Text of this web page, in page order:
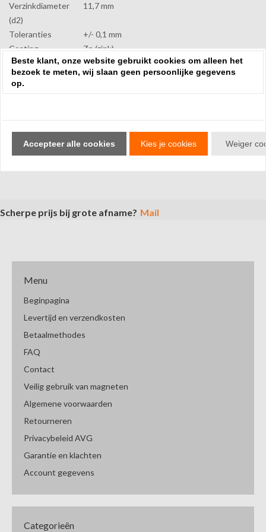
Verzinkdiameter
(d2)
11,7 mm
Toleranties
+/- 0,1 mm
Coating
Zn (zink)
Gewicht
31 g
Sorteren op:
Geen reviews gevonden.
Scherpe prijs bij grote afname? Mail
Menu
Beginpagina
Levertijd en verzendkosten
Betaalmethodes
FAQ
Contact
Veilig gebruik van magneten
Algemene voorwaarden
Retourneren
Privacybeleid AVG
Garantie en klachten
Account gegevens
Categorieën
Beste klant, onze website gebruikt cookies om alleen het
bezoek te meten, wij slaan geen persoonlijke gegevens
op.
Accepteer alle cookies Kies je cookies Weiger